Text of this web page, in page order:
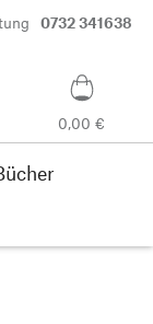
0732 341638
0,00 €